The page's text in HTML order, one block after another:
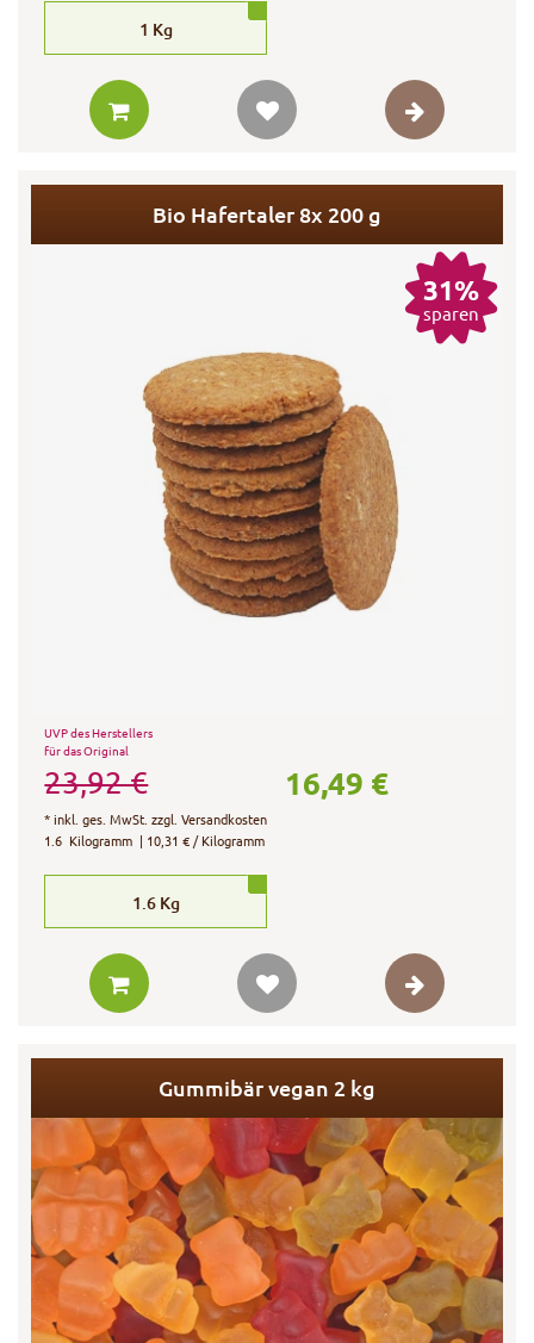
1 Kg
Bio Hafertaler 8x 200 g
31%
sparen
UVP des Herstellers
für das Original
23,92 € 16,49 €
*inkl. ges. MwSt. zzgl.Versandkosten
1.6 Kilogramm | 10,31 € / Kilogramm
1.6 Kg
Gummibär vegan 2 kg